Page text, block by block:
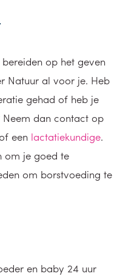
op het geven
Natuur al voor je. Heb
gehad of heb je
dan contact op
een lactatiekundige.
om je goed te
om borstvoeding te
en baby 24 uur